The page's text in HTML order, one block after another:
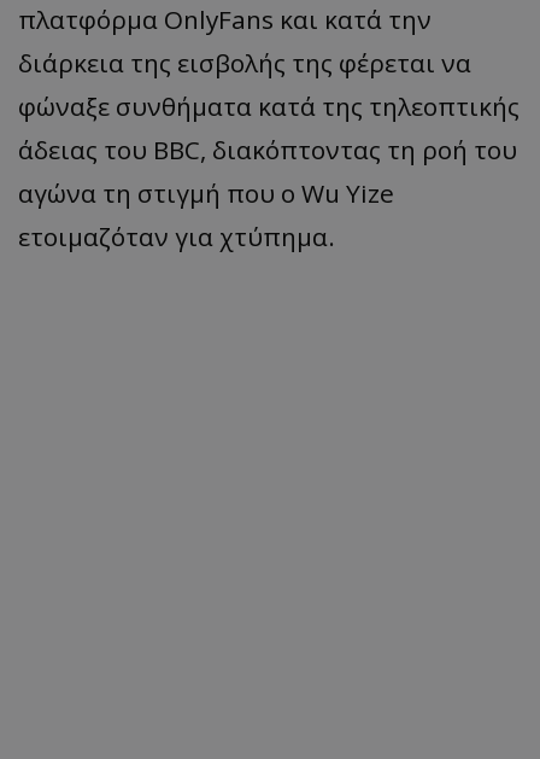
πλατφόρμα OnlyFans και κατά την
διάρκεια της εισβολής της φέρεται να
φώναξε συνθήματα κατά της τηλεοπτικής
άδειας του BBC, διακόπτοντας τη ροή του
αγώνα τη στιγμή που ο Wu Yize
ετοιμαζόταν για χτύπημα.